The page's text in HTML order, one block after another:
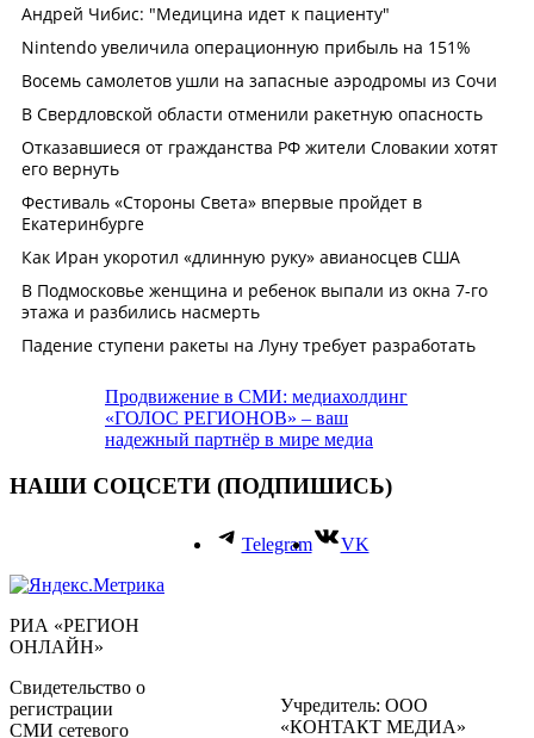
Продвижение в СМИ: медиахолдинг
«ГОЛОС РЕГИОНОВ» – ваш
надежный партнёр в мире медиа
НАШИ СОЦСЕТИ (ПОДПИШИСЬ)
Telegram VK
РИА «РЕГИОН
ОНЛАЙН»
Свидетельство о
регистрации
СМИ сетевого
Учредитель: ООО
«КОНТАКТ МЕДИА»